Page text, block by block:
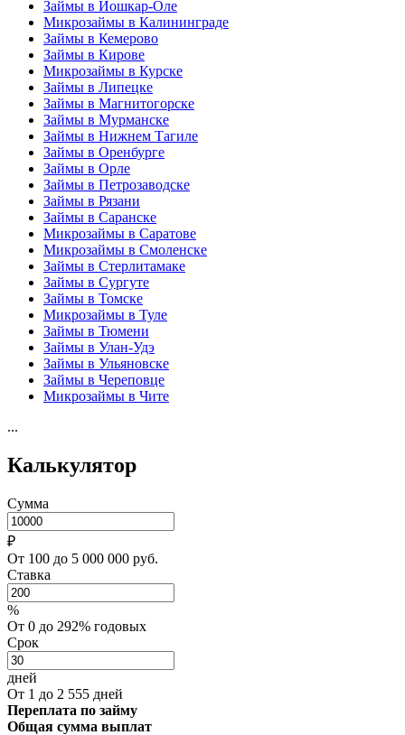
Займы в Йошкар-Оле
Микрозаймы в Калининграде
Займы в Кемерово
Займы в Кирове
Микрозаймы в Курске
Займы в Липецке
Займы в Магнитогорске
Займы в Мурманске
Займы в Нижнем Тагиле
Займы в Оренбурге
Займы в Орле
Займы в Петрозаводске
Займы в Рязани
Займы в Саранске
Микрозаймы в Саратове
Микрозаймы в Смоленске
Займы в Стерлитамаке
Займы в Сургуте
Займы в Томске
Микрозаймы в Туле
Займы в Тюмени
Займы в Улан-Удэ
Займы в Ульяновске
Займы в Череповце
Микрозаймы в Чите
...
Калькулятор
Сумма
₽
От 100 до 5 000 000 руб.
Ставка
%
От 0 до 292% годовых
Срок
дней
От 1 до 2 555 дней
Переплата по займу
Общая сумма выплат